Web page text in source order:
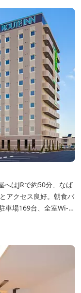
はJRで約50分、なば
アクセス良好。朝食バ
車場169台、全室Wi-Fi
なホテルライフをご